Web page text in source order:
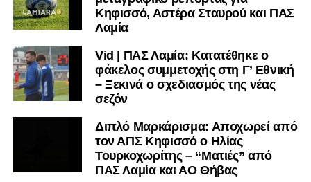
Κηφισσό, Αστέρα Σταυρού και ΠΑΣ
Λαμία
Vid | ΠΑΣ Λαμία: Κατατέθηκε ο
φάκελος συμμετοχής στη Γ’ Εθνική
– Ξεκινά ο σχεδιασμός της νέας
σεζόν
Διπλό Μαρκάρισμα: Αποχωρεί από
τον ΑΠΣ Κηφισσό ο Ηλίας
Τουρκοχωρίτης – “Ματιές” από
ΠΑΣ Λαμία και ΑΟ Θήβας